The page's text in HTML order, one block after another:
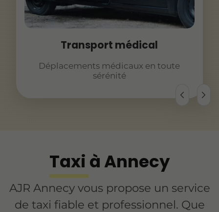
Transport médical
Déplacements médicaux en toute
sérénité
Taxi à Annecy
AJR Annecy vous propose un service
de taxi fiable et professionnel. Que